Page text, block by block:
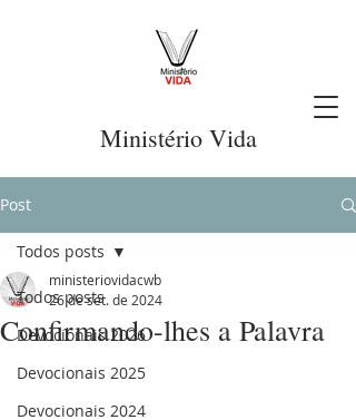
Ministério Vida
Post
Todos posts
Devocionais 2026
Devocionais 2025
Devocionais 2024
Todos posts
Confirmando-lhes a Palavra
ministeriovidacwb
26 de set. de 2024